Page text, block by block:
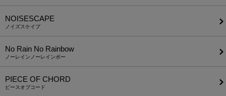
NOISESCAPE
ノイズスケイプ
No Rain No Rainbow
ノーレインノーレインボー
PIECE OF CHORD
ピースオブコード